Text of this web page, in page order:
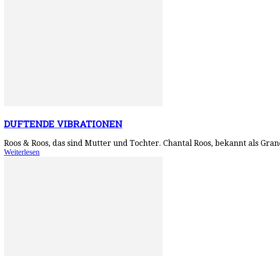
DUFTENDE VIBRATIONEN
Roos & Roos, das sind Mutter und Tochter. Chantal Roos, bekannt als
Weiterlesen